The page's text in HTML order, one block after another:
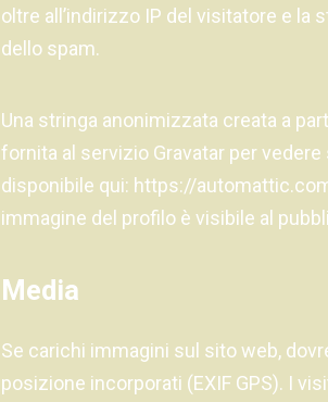
oltre all’indirizzo IP del visitatore e
dello spam.
Una stringa anonimizzata creata a
fornita al servizio Gravatar per
disponibile qui: https://
immagine del profilo è visibile al
Media
Se carichi immagini sul sito web,
posizione incorporati (EXIF GPS). I